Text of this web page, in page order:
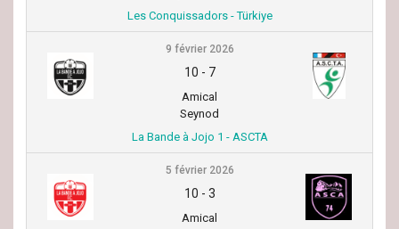
Les Conquissadors - Türkiye
9 février 2026
10 - 7
Amical
Seynod
La Bande à Jojo 1 - ASCTA
5 février 2026
10 - 3
Amical